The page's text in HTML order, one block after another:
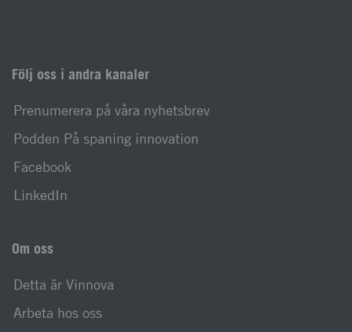
Följ oss i andra kanaler
Prenumerera på våra nyhetsbrev
Podden På spaning innovation
Facebook
LinkedIn
Om oss
Detta är Vinnova
Arbeta hos oss